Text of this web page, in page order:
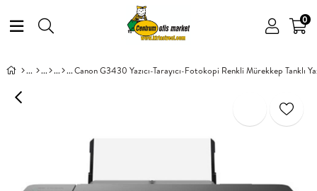
0
Canon G3430 Yazıcı-Tarayıcı-Fotokopi Renkli Mürekkep Tanklı